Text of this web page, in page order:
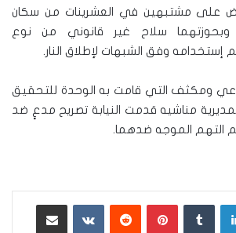
على مشتبهين في العشرينات من سكان
وبحوزتهما سلاح غير قانوني من نوع
وفق الشبهات لإطلاق النار.
ومكثف التي قامت به الوحدة للتحقيق
مناشيه قدمت النيابة تصريح مدعٍ ضد
التهم الموجه ضدهما.
لينكدإن بينتيريست ‏VKontakte